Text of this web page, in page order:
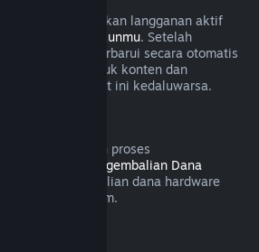
bisa membatalkan langganan aktif
rincian akunmu. Setelah
tidak akan diperbarui secara otomatis
akses untuk konten dan
masa tagihan saat ini kedaluwarsa.
ditetapkan dan proses
Kebijakan Pengembalian Dana
pengembalian dana hardware
dibeli via Steam.